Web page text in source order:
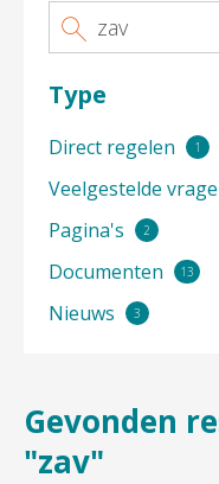
Gevonden
"zav"
Zoeken
Wat is uw vraag?
Type
Direct regelen 1
Veelgestelde
Pagina's 2 resultaten
Documenten 13
Nieuws 3 resultaten